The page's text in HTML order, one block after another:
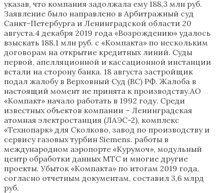
указав, что компания задолжала ему 188,3 млн руб.
Заявление было направлено в Арбитражный суд
Санкт-Петербурга и Ленинградской области 20
августа.4 декабря 2019 года «Возрождению» удалось
взыскать 188,1 млн руб. с «Компакта» по нескольким
договорам на открытие кредитных линий. Суды
первой, апелляционной и кассационной инстанции
встали на сторону банка. 18 августа застройщик
подал жалобу в Верховный Суд (ВС) РФ. Жалоба в
настоящий момент не принята к производству.АО
«Компакт» начало работать в 1992 году. Среди
известных объектов компании – Ленинградская
атомная электростанция (ЛАЭС-2), комплекс
«Технопарк» для Сколково, завод по производству и
сервису газовых турбин Siemens. работы в
международном аэропорте «Курумоч», модульный
центр обработки данных МТС и многие другие
проекты. Убыток «Компакта» по итогам 2019 года,
согласно отчетным документам, составил 3,6 млрд
руб.